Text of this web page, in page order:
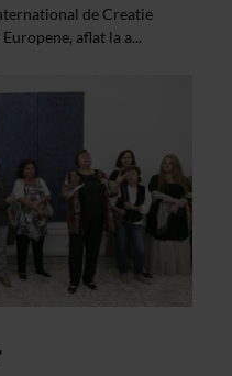
de Creatie
aflat la a...